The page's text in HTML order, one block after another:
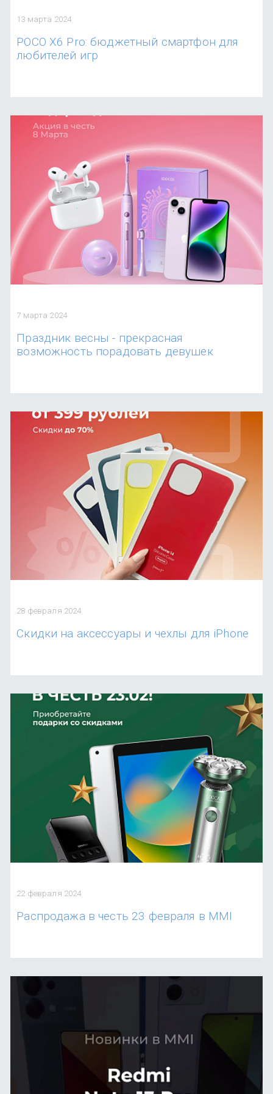
13 марта 2024
POCO Х6 Pro: бюджетный смартфон для
любителей игр
7 марта 2024
Праздник весны - прекрасная
возможность порадовать девушек
28 февраля 2024
Скидки на аксессуары и чехлы для iPhone
22 февраля 2024
Распродажа в честь 23 февраля в MMI